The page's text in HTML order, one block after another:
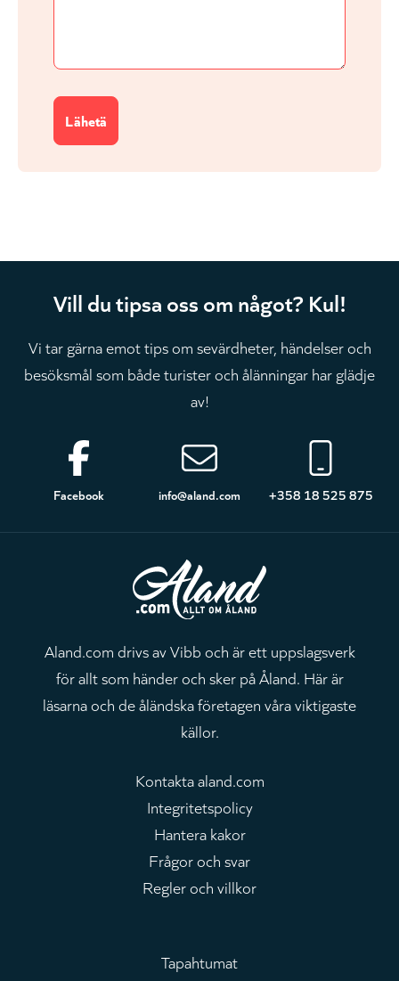
Vill du tipsa oss om något? Kul!
Vi tar gärna emot tips om sevärdheter, händelser och
besöksmål som både turister och ålänningar har glädje
av!
Sidfot
Facebook info@aland.com +358 18 525 875
Aland.com drivs av Vibb och är ett uppslagsverk
för allt som händer och sker på Åland. Här är
läsarna och de åländska företagen våra viktigaste
källor.
Kontakta aland.com
Integritetspolicy
Hantera kakor
Frågor och svar
Regler och villkor
Tapahtumat